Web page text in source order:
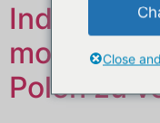
Individuell
mobile
Polen zu
Close